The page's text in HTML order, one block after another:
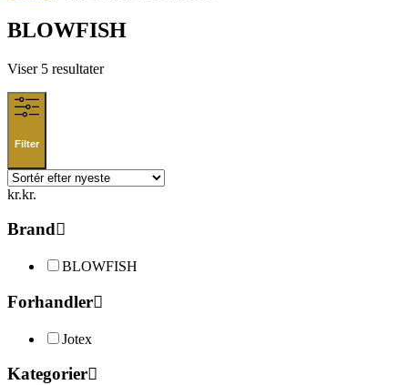
BLOWFISH
Viser 5 resultaterSorted
Filter
kr.kr.
Brand
BLOWFISH
Forhandler
Jotex
Kategorier